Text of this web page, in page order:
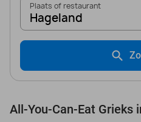
Plaats of restaurant
Hageland
All-You-Can-Eat Grieks